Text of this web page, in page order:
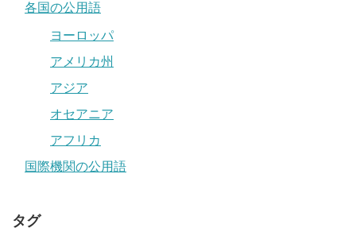
各国の公用語
ヨーロッパ
アメリカ州
アジア
オセアニア
アフリカ
国際機関の公用語
タグ